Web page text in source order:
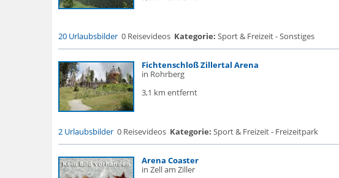
20 Urlaubsbilder 0 Reisevideos Kategorie: Sport & Freizeit - Sonstiges
Fichtenschloß Zillertal Arena
in Rohrberg
3,1 km entfernt
2 Urlaubsbilder 0 Reisevideos Kategorie: Sport & Freizeit - Freizeitpark
Arena Coaster
in Zell am Ziller